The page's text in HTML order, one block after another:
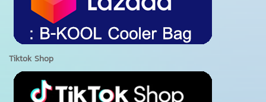
Tiktok Shop